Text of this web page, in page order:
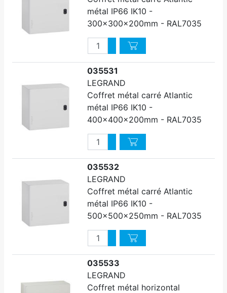
métal IP66 IK10 -
300x300x200mm - RAL7035
QuantitéAugmenter quantité
Diminuer quantité
035531
LEGRAND
Coffret métal carré Atlantic
métal IP66 IK10 -
400x400x200mm - RAL7035
QuantitéAugmenter quantité
Diminuer quantité
035532
LEGRAND
Coffret métal carré Atlantic
métal IP66 IK10 -
500x500x250mm - RAL7035
QuantitéAugmenter quantité
Diminuer quantité
035533
LEGRAND
Coffret métal horizontal